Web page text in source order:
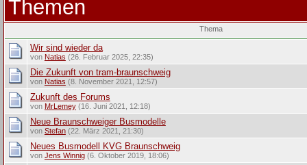
Themen
Thema
Wir sind wieder da
von Natias (26. Februar 2025, 22:35)
Die Zukunft von tram-braunschweig
von Natias (8. November 2021, 12:57)
Zukunft des Forums
von MrLemey(16. Juni 2021, 12:18)
Neue Braunschweiger Busmodelle
von Stefan(22. März 2021, 21:30)
Neues Busmodell KVG Braunschweig
von Jens Winnig(6. Oktober 2019, 18:06)